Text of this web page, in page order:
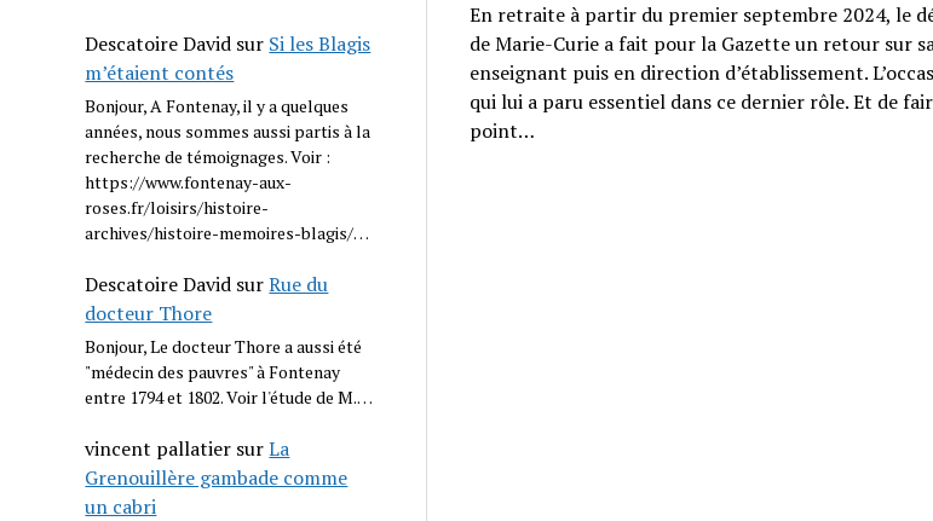
Descatoire David sur Si les Blagis
m’étaient contés
Bonjour, A Fontenay, il y a quelques
années, nous sommes aussi partis à la
recherche de témoignages. Voir :
https://www.fontenay-aux-
roses.fr/loisirs/histoire-
archives/histoire-memoires-blagis/…
Descatoire David surRue du
docteur Thore
Bonjour, Le docteur Thore a aussi été
"médecin des pauvres" à Fontenay
entre 1794 et 1802. Voir l'étude de M.…
vincent pallatier surLa
Grenouillère gambade comme
un cabri
En retraite à partir du premier septembre 2024, le
de Marie-Curie a fait pour la Gazette un retour sur
enseignant puis en direction d’établissement.
qui lui a paru essentiel dans ce dernier rôle. Et de
point…